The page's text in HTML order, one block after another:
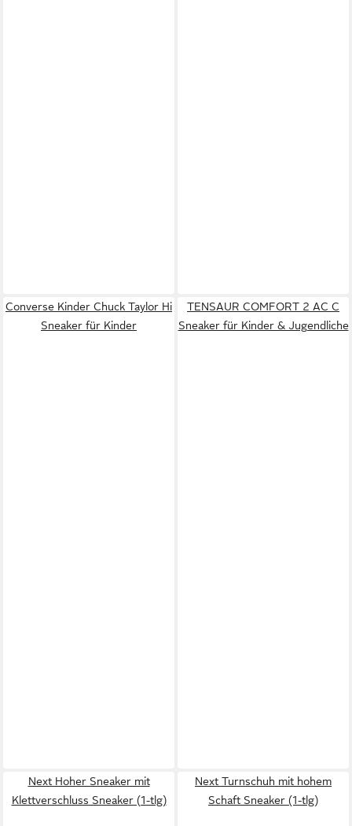
Converse Kinder Chuck Taylor Hi
Sneaker für Kinder
TENSAUR COMFORT 2 AC C
Sneaker für Kinder & Jugendliche
Next Hoher Sneaker mit
Klettverschluss Sneaker (1-tlg)
Next Turnschuh mit hohem
Schaft Sneaker (1-tlg)